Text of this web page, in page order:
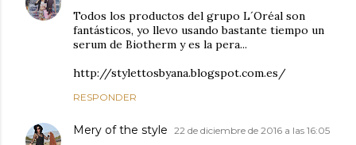
Todos los productos del grupo L´Oréal son
fantásticos, yo llevo usando bastante tiempo un
serum de Biotherm y es la pera...
http://stylettosbyana.blogspot.com.es/
RESPONDER
Mery of the style 22 de diciembre de 2016 a las 16:05